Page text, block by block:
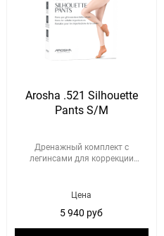
Arosha .521 Silhouette
Pants S/M
Дренажный комплект с
легинсами для коррекции
Цена
5 940 руб